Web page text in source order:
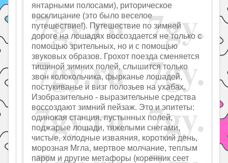
янтарными полосами), риторическое
восклицание (это было веселое
путешествие!). Путешествие по зимней
дороге на лошадях воссоздается не только с
помощью зрительных, но и с помощью
звуковых образов. Грохот поезда сменяется
тишиной зимних полей, слышится только
звон колокольчика, фырканье лошадей,
постукиванье и визг полозьев на ухабах.
Изобразительно - выразительные средства
воссоздают зимний пейзаж. Это и эпитеты:
одинокая станция, пустынных полей,
поджарые лошади, тяжелыми снегами,
чистые, холодные изваяния, короткий день,
морозная Мгла, мертвое молчание, теплым
паром и другие метафоры (коренник сеет